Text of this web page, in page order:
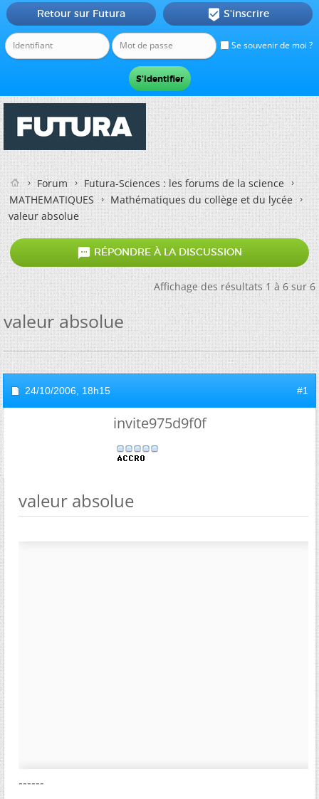
Se souvenir de moi ?
Retour sur Futura  S'inscrire
Forum
Futura-Sciences : les forums de la science
MATHEMATIQUES
Mathématiques du collège et du lycée
valeur absolue
 RÉPONDRE À LA DISCUSSION
Affichage des résultats 1 à 6 sur 6
valeur absolue
24/10/2006, 18h15 #1
invite975d9f0f
valeur absolue
------